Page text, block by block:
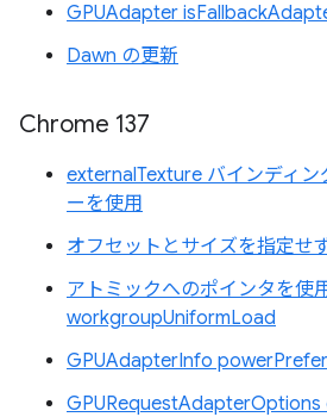
GPUAdapter
Dawn の更新
Chrome 137
externalTexture バインディン
ーを使用
オフセットとサイズを指定せ
アトミックへのポインタを使
workgroupUniformLoad
GPUAdapterInfo